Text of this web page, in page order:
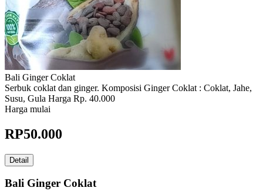
Bali Ginger Coklat
Serbuk coklat dan ginger. Komposisi Ginger Coklat : Coklat, Jahe,
Susu, Gula Harga Rp. 40.000
Harga mulai
RP50.000
Detail
Bali Ginger Coklat